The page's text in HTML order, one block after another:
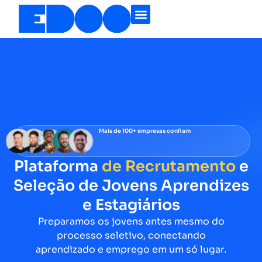
Mais de 100+ empresas confiam
Plataforma de Recrutamentoe
Seleção de Jovens Aprendizes
e Estagiários
Preparamos os jovens antes mesmo do
processo seletivo, conectando
aprendizado e emprego em um só lugar.